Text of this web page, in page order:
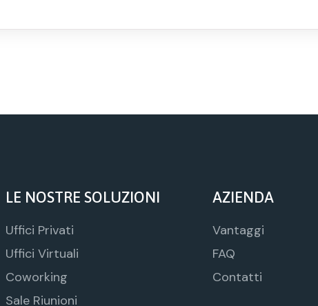
LE NOSTRE SOLUZIONI
Uffici Privati
Uffici Virtuali
Coworking
Sale Riunioni
AZIENDA
Vantaggi
FAQ
Contatti